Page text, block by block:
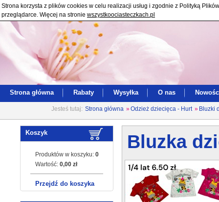
Strona korzysta z plików cookies w celu realizacji usług i zgodnie z Polityką
przeglądarce. Więcej na stronie wszystkoociasteczkach.pl
Strona główna Rabaty Wysyłka O nas
Jesteś tutaj: Strona główna »Odzież dziecięca - Hurt » Bluzki
Koszyk
Produktów w koszyku: 0
Wartość: 0,00 zł
Przejdź do koszyka
Bluzka